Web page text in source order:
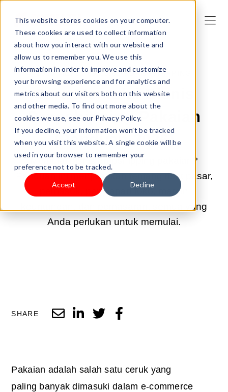
This website stores cookies on your computer.
These cookies are used to collect information
about how you interact with our website and
allow us to remember you. We use this
information in order to improve and customize
your browsing experience and for analytics and
metrics about our visitors both on this website
and other media. To find out more about the
cookies we use, see our Privacy Policy.
If you decline, your information won’t be tracked
when you visit this website. A single cookie will be
used in your browser to remember your
preference not to be tracked.
Accept Decline
2026 MEI 11 09:00:02 |DROPSHIPPING
Cara Memulai Bisnis
Dropshipping Pakaian
(Panduan 2026)
Memulai bisnis dropshipping pakaian?
Panduan ini menjelaskan tentang riset pasar,
pemasok, penyiapan toko, margin
keuntungan, dan pemasaran, semua yang
Anda perlukan untuk memulai.
SHARE
Pakaian adalah salah satu ceruk yang
paling banyak dimasuki dalam e-commerce